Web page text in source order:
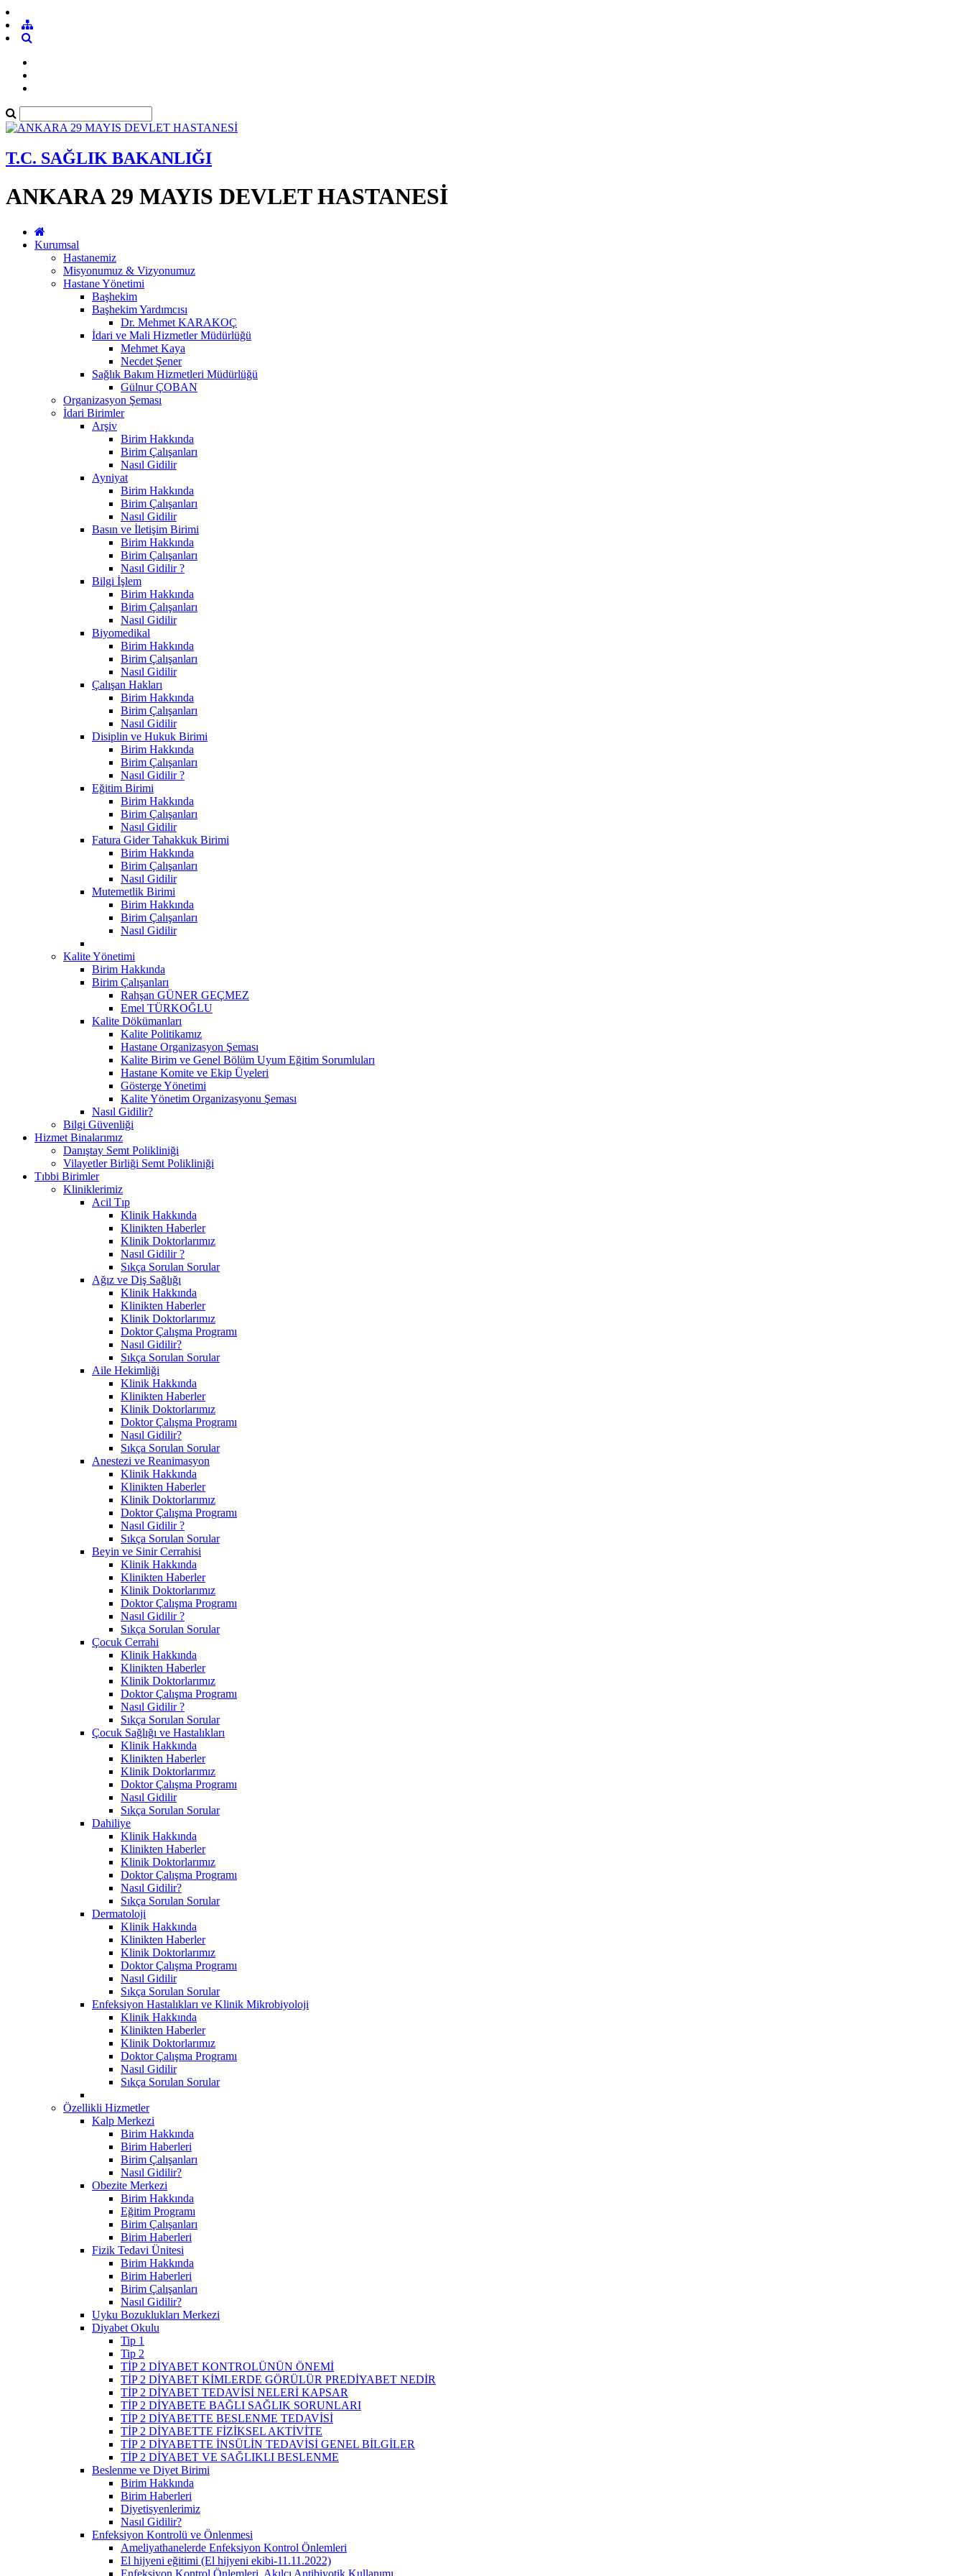
T.C. SAĞLIK BAKANLIĞI
ANKARA 29 MAYIS DEVLET HASTANESİ
Kurumsal
Hastanemiz
Misyonumuz & Vizyonumuz
Hastane Yönetimi
Başhekim
Başhekim Yardımcısı
Dr. Mehmet KARAKOÇ
İdari ve Mali Hizmetler Müdürlüğü
Mehmet Kaya
Necdet Şener
Sağlık Bakım Hizmetleri Müdürlüğü
Gülnur ÇOBAN
Organizasyon Şeması
İdari Birimler
Arşiv
Birim Hakkında
Birim Çalışanları
Nasıl Gidilir
Ayniyat
Birim Hakkında
Birim Çalışanları
Nasıl Gidilir
Basın ve İletişim Birimi
Birim Hakkında
Birim Çalışanları
Nasıl Gidilir ?
Bilgi İşlem
Birim Hakkında
Birim Çalışanları
Nasıl Gidilir
Biyomedikal
Birim Hakkında
Birim Çalışanları
Nasıl Gidilir
Çalışan Hakları
Birim Hakkında
Birim Çalışanları
Nasıl Gidilir
Disiplin ve Hukuk Birimi
Birim Hakkında
Birim Çalışanları
Nasıl Gidilir ?
Eğitim Birimi
Birim Hakkında
Birim Çalışanları
Nasıl Gidilir
Fatura Gider Tahakkuk Birimi
Birim Hakkında
Birim Çalışanları
Nasıl Gidilir
Mutemetlik Birimi
Birim Hakkında
Birim Çalışanları
Nasıl Gidilir
Kalite Yönetimi
Birim Hakkında
Birim Çalışanları
Rahşan GÜNER GEÇMEZ
Emel TÜRKOĞLU
Kalite Dökümanları
Kalite Politikamız
Hastane Organizasyon Şeması
Kalite Birim ve Genel Bölüm Uyum Eğitim Sorumluları
Hastane Komite ve Ekip Üyeleri
Gösterge Yönetimi
Kalite Yönetim Organizasyonu Şeması
Nasıl Gidilir?
Bilgi Güvenliği
Hizmet Binalarımız
Danıştay Semt Polikliniği
Vilayetler Birliği Semt Polikliniği
Tıbbi Birimler
Kliniklerimiz
Acil Tıp
Klinik Hakkında
Klinikten Haberler
Klinik Doktorlarımız
Nasıl Gidilir ?
Sıkça Sorulan Sorular
Ağız ve Diş Sağlığı
Klinik Hakkında
Klinikten Haberler
Klinik Doktorlarımız
Doktor Çalışma Programı
Nasıl Gidilir?
Sıkça Sorulan Sorular
Aile Hekimliği
Klinik Hakkında
Klinikten Haberler
Klinik Doktorlarımız
Doktor Çalışma Programı
Nasıl Gidilir?
Sıkça Sorulan Sorular
Anestezi ve Reanimasyon
Klinik Hakkında
Klinikten Haberler
Klinik Doktorlarımız
Doktor Çalışma Programı
Nasıl Gidilir ?
Sıkça Sorulan Sorular
Beyin ve Sinir Cerrahisi
Klinik Hakkında
Klinikten Haberler
Klinik Doktorlarımız
Doktor Çalışma Programı
Nasıl Gidilir ?
Sıkça Sorulan Sorular
Çocuk Cerrahi
Klinik Hakkında
Klinikten Haberler
Klinik Doktorlarımız
Doktor Çalışma Programı
Nasıl Gidilir ?
Sıkça Sorulan Sorular
Çocuk Sağlığı ve Hastalıkları
Klinik Hakkında
Klinikten Haberler
Klinik Doktorlarımız
Doktor Çalışma Programı
Nasıl Gidilir
Sıkça Sorulan Sorular
Dahiliye
Klinik Hakkında
Klinikten Haberler
Klinik Doktorlarımız
Doktor Çalışma Programı
Nasıl Gidilir?
Sıkça Sorulan Sorular
Dermatoloji
Klinik Hakkında
Klinikten Haberler
Klinik Doktorlarımız
Doktor Çalışma Programı
Nasıl Gidilir
Sıkça Sorulan Sorular
Enfeksiyon Hastalıkları ve Klinik Mikrobiyoloji
Klinik Hakkında
Klinikten Haberler
Klinik Doktorlarımız
Doktor Çalışma Programı
Nasıl Gidilir
Sıkça Sorulan Sorular
Özellikli Hizmetler
Kalp Merkezi
Birim Hakkında
Birim Haberleri
Birim Çalışanları
Nasıl Gidilir?
Obezite Merkezi
Birim Hakkında
Eğitim Programı
Birim Çalışanları
Birim Haberleri
Fizik Tedavi Ünitesi
Birim Hakkında
Birim Haberleri
Birim Çalışanları
Nasıl Gidilir?
Uyku Bozuklukları Merkezi
Diyabet Okulu
Tip 1
Tip 2
TİP 2 DİYABET KONTROLÜNÜN ÖNEMİ
TİP 2 DİYABET KİMLERDE GÖRÜLÜR PREDİYABET NEDİR
TİP 2 DİYABET TEDAVİSİ NELERİ KAPSAR
TİP 2 DİYABETE BAĞLI SAĞLIK SORUNLARI
TİP 2 DİYABETTE BESLENME TEDAVİSİ
TİP 2 DİYABETTE FİZİKSEL AKTİVİTE
TİP 2 DİYABETTE İNSÜLİN TEDAVİSİ GENEL BİLGİLER
TİP 2 DİYABET VE SAĞLIKLI BESLENME
Beslenme ve Diyet Birimi
Birim Hakkında
Birim Haberleri
Diyetisyenlerimiz
Nasıl Gidilir?
Enfeksiyon Kontrolü ve Önlenmesi
Ameliyathanelerde Enfeksiyon Kontrol Önlemleri
El hijyeni eğitimi (El hijyeni ekibi-11.11.2022)
Enfeksiyon Kontrol Önlemleri, Akılcı Antibiyotik Kullanımı